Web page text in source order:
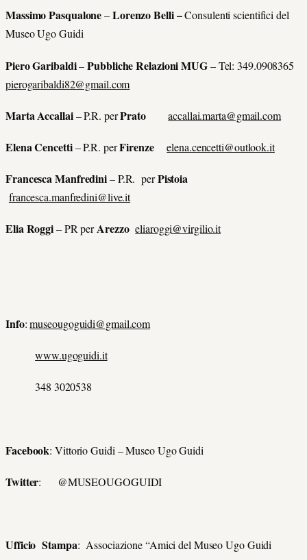
Massimo Pasqualone–Lorenzo Belli –Consulenti scientifici del
Museo Ugo Guidi
Piero Garibaldi–Pubbliche Relazioni MUG– Tel: 349.0908365
pierogaribaldi82@gmail.com
Marta Accallai– P.R. perPratoaccallai.marta@gmail.com
Elena Cencetti– P.R. perFirenze elena.cencetti@outlook.it
Francesca Manfredini– P.R. perPistoia
francesca.manfredini@live.it
Elia Roggi– PR perArezzo eliaroggi@virgilio.it
Info:museougoguidi@gmail.com
www.ugoguidi.it
348 3020538
Facebook: Vittorio Guidi – Museo Ugo Guidi
Twitter: @MUSEOUGOGUIDI
Ufficio Stampa: Associazione “Amici del Museo Ugo Guidi